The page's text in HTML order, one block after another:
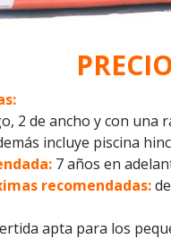
2 de ancho y con
incluye piscina
7 años en
recomendadas:
apta para los